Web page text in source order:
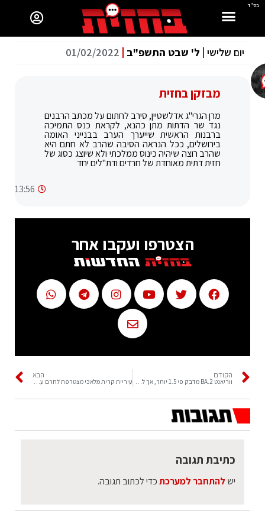
בס"ד
יום שלישי ל' שבט התשפ"ב 01/02/2022
מבזקן בחזית
מרן הגרי"ג אדלשטיין, סירב לחתום על מכתב הרבנים
נגד שר הדתות מתן כהנא, לקראת כנס התמיכה
ברבנות הראשית שייערך הערב בבנייני האומה
בירושלים, ככל הנראה הסיבה שהרב לא חתם היא
שהרב רוצה שיהיה כינוס ממלכתי ולא שיוצג כסוג של
חזית דתית מאוחדת של חרדים ודת"לים יחד
13:56
הצטרפו ועקבו אחר
הקודם הבא
כתיבת תגובה
יש להתחבר למערכתכדי לכתוב תגובה.